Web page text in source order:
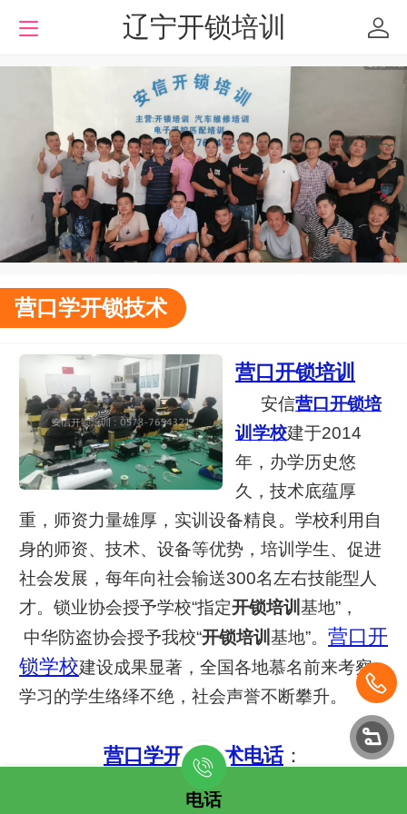
辽宁开锁培训
营口学开锁技术
营口开锁培训
安信营口开锁培
训学校建于2014
年，办学历史悠
久，技术底蕴厚
重，师资力量雄厚，实训设备精良。学校利用自
身的师资、技术、设备等优势，培训学生、促进
社会发展，每年向社会输送300名左右技能型人
才。锁业协会授予学校“指定开锁培训 基地”，
中华防盗协会授予我校“开锁培训 基地”。 营口开
锁学校建设成果显著，全国各地慕名前来考察
学习的学生络绎不绝，社会声誉不断攀升。
营口学开锁技术电话：
0578-7654321
电话